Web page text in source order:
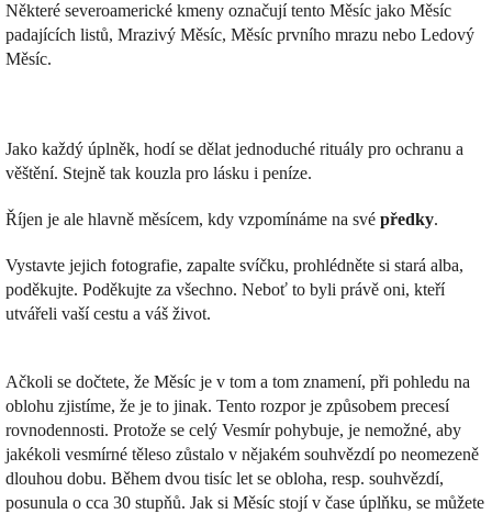
Některé severoamerické kmeny označují tento Měsíc jako Měsíc
padajících listů, Mrazivý Měsíc, Měsíc prvního mrazu nebo Ledový
Měsíc.
Jako každý úplněk, hodí se dělat jednoduché rituály pro ochranu a
věštění. Stejně tak kouzla pro lásku i peníze.
Říjen je ale hlavně měsícem, kdy vzpomínáme na své předky.
Vystavte jejich fotografie, zapalte svíčku, prohlédněte si stará alba,
poděkujte. Poděkujte za všechno. Neboť to byli právě oni, kteří
utvářeli vaší cestu a váš život.
Ačkoli se dočtete, že Měsíc je v tom a tom znamení, při pohledu na
oblohu zjistíme, že je to jinak. Tento rozpor je způsobem precesí
rovnodennosti. Protože se celý Vesmír pohybuje, je nemožné, aby
jakékoli vesmírné těleso zůstalo v nějakém souhvězdí po neomezeně
dlouhou dobu. Během dvou tisíc let se obloha, resp. souhvězdí,
posunula o cca 30 stupňů. Jak si Měsíc stojí v čase úplňku, se můžete